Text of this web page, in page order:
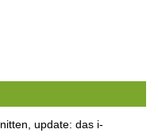
update: das i-